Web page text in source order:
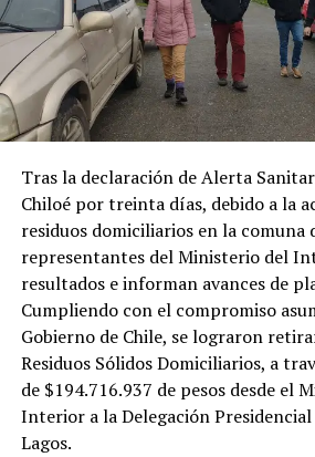
Tras la declaración de Alerta
Chiloé por treinta días, debido a la
residuos domiciliarios en la comuna
representantes del Ministerio del
resultados e informan avances de
Cumpliendo con el compromiso
Gobierno de Chile, se lograron
Residuos Sólidos Domiciliarios, a
de $194.716.937 de pesos desde el
Interior a la Delegación Presidencial
Lagos.